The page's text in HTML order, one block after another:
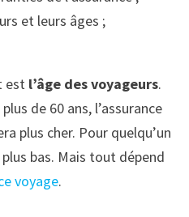
et leurs âges ;
est l’âge des voyageurs.
de 60 ans, l’assurance
plus cher. Pour quelqu’un
bas. Mais tout dépend
voyage.